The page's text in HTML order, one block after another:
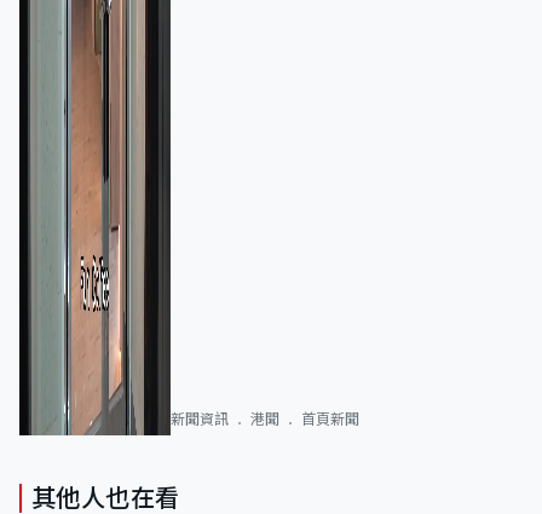
新聞資訊 港聞 首頁新聞
其他人也在看